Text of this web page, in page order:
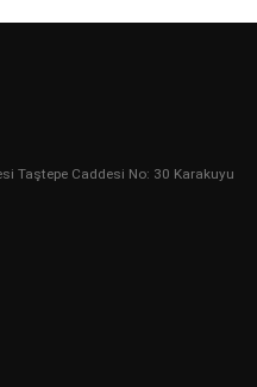
Taştepe Caddesi No: 30 Karakuyu